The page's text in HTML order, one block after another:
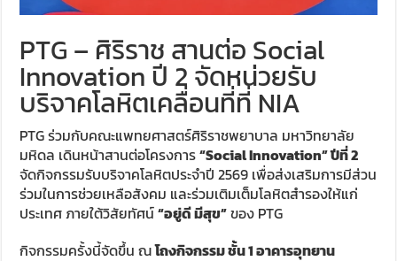
PTG – ศิริราช สานต่อ Social
Innovation ปี 2 จัดหน่วยรับ
บริจาคโลหิตเคลื่อนที่ที่ NIA
PTG ร่วมกับคณะแพทยศาสตร์ศิริราชพยาบาล มหาวิทยาลัย
มหิดล เดินหน้าสานต่อโครงการ“Social Innovation” ปีที่ 2
จัดกิจกรรมรับบริจาคโลหิตประจำปี 2569 เพื่อส่งเสริมการมีส่วน
ร่วมในการช่วยเหลือสังคม และร่วมเติมเต็มโลหิตสำรองให้แก่
ประเทศ ภายใต้วิสัยทัศน์“อยู่ดี มีสุข”ของ PTG
กิจกรรมครั้งนี้จัดขึ้น ณโถงกิจกรรม ชั้น 1 อาคารอุทยาน